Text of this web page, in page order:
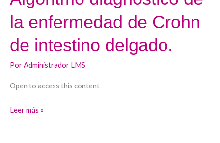
la enfermedad de Crohn
de intestino delgado.
PorAdministrador LMS
Open to access this content
diagnóstico
de
enfermedad
de
delgado.
Leer más »